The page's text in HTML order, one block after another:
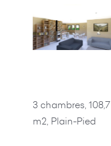
3 chambres, 108,7
m2, Plain-Pied